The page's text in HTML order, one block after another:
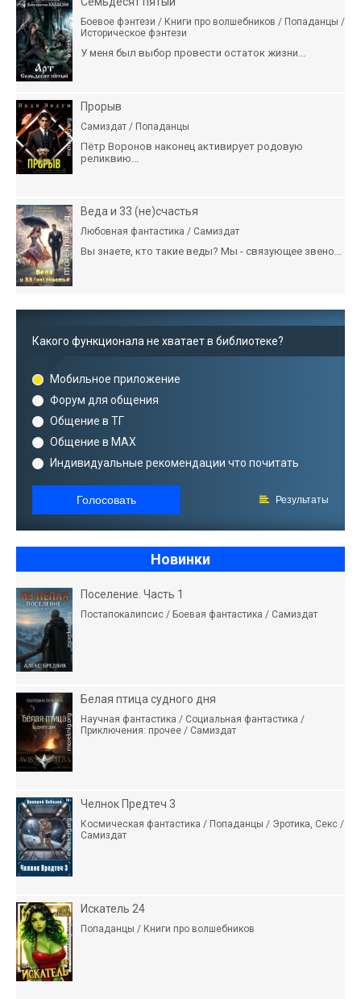
Боевое фэнтези / Книги про волшебников / Попаданцы /
Историческое фэнтези
У меня был выбор провести остаток жизни...
Прорыв
Самиздат / Попаданцы
Пётр Воронов наконец активирует родовую
реликвию...
Веда и 33 (не)счастья
Любовная фантастика / Самиздат
Вы знаете, кто такие веды? Мы - связующее звено...
Какого функционала не хватает в библиотеке?
Мобильное приложение
Форум для общения
Общение в ТГ
Общение в MAX
Индивидуальные рекомендации что почитать
Голосовать Результаты
Новинки
Поселение. Часть 1
Постапокалипсис / Боевая фантастика / Самиздат
Белая птица судного дня
Научная фантастика / Социальная фантастика /
Приключения: прочее / Самиздат
Челнок Предтеч 3
Космическая фантастика / Попаданцы / Эротика, Секс /
Самиздат
Искатель 24
Попаданцы / Книги про волшебников